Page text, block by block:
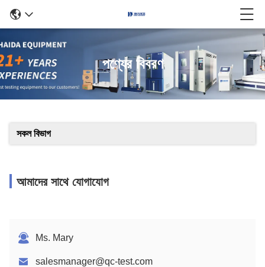
পণ্যের বিবরণ
সকল বিভাগ
আমাদের সাথে যোগাযোগ
Ms. Mary
salesmanager@qc-test.com